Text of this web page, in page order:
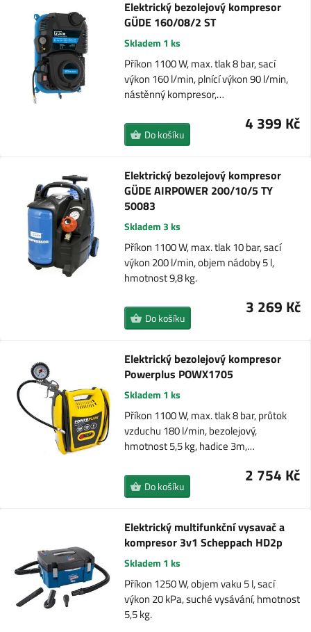
Elektrický bezolejový kompresor
GÜDE 160/08/2 ST
Skladem 1 ks
Příkon 1100 W, max. tlak 8 bar, sací
výkon 160 l/min, plnící výkon 90 l/min,
nástěnný kompresor,…
4 399 Kč
Do košíku
Elektrický bezolejový kompresor
GÜDE AIRPOWER 200/10/5 TY
50083
Skladem 3 ks
Příkon 1100 W, max. tlak 10 bar, sací
výkon 200 l/min, objem nádoby 5 l,
hmotnost 9,8 kg.
3 269 Kč
Do košíku
Elektrický bezolejový kompresor
Powerplus POWX1705
Skladem 1 ks
Příkon 1100 W, max. tlak 8 bar, průtok
vzduchu 180 l/min, bezolejový,
hmotnost 5,5 kg, hadice 3m,…
2 754 Kč
Do košíku
Elektrický multifunkční vysavač a
kompresor 3v1 Scheppach HD2p
Skladem 1 ks
Příkon 1250 W, objem vaku 5 l, sací
výkon 20 kPa, suché vysávání, hmotnost
5,5 kg.